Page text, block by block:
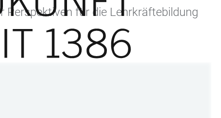
Perspektiven für die Lehrkräftebildung